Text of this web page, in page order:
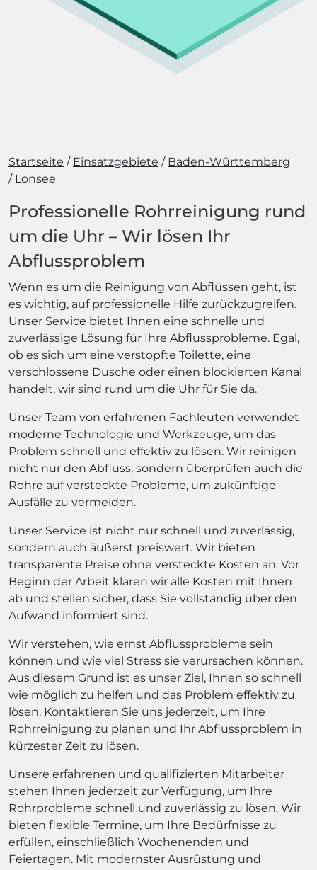
Startseite Einsatzgebiete
Baden-Württemberg
Lonsee
Professionelle Rohrreinigung rund
um die Uhr – Wir lösen Ihr
Abflussproblem
Wenn es um die Reinigung von Abflüssen geht, ist
es wichtig, auf professionelle Hilfe zurückzugreifen.
Unser Service bietet Ihnen eine schnelle und
zuverlässige Lösung für Ihre Abflussprobleme. Egal,
ob es sich um eine verstopfte Toilette, eine
verschlossene Dusche oder einen blockierten Kanal
handelt, wir sind rund um die Uhr für Sie da.
Unser Team von erfahrenen Fachleuten verwendet
moderne Technologie und Werkzeuge, um das
Problem schnell und effektiv zu lösen. Wir reinigen
nicht nur den Abfluss, sondern überprüfen auch die
Rohre auf versteckte Probleme, um zukünftige
Ausfälle zu vermeiden.
Unser Service ist nicht nur schnell und zuverlässig,
sondern auch äußerst preiswert. Wir bieten
transparente Preise ohne versteckte Kosten an. Vor
Beginn der Arbeit klären wir alle Kosten mit Ihnen
ab und stellen sicher, dass Sie vollständig über den
Aufwand informiert sind.
Wir verstehen, wie ernst Abflussprobleme sein
können und wie viel Stress sie verursachen können.
Aus diesem Grund ist es unser Ziel, Ihnen so schnell
wie möglich zu helfen und das Problem effektiv zu
lösen. Kontaktieren Sie uns jederzeit, um Ihre
Rohrreinigung zu planen und Ihr Abflussproblem in
kürzester Zeit zu lösen.
Unsere erfahrenen und qualifizierten Mitarbeiter
stehen Ihnen jederzeit zur Verfügung, um Ihre
Rohrprobleme schnell und zuverlässig zu lösen. Wir
bieten flexible Termine, um Ihre Bedürfnisse zu
erfüllen, einschließlich Wochenenden und
Feiertagen. Mit modernster Ausrüstung und